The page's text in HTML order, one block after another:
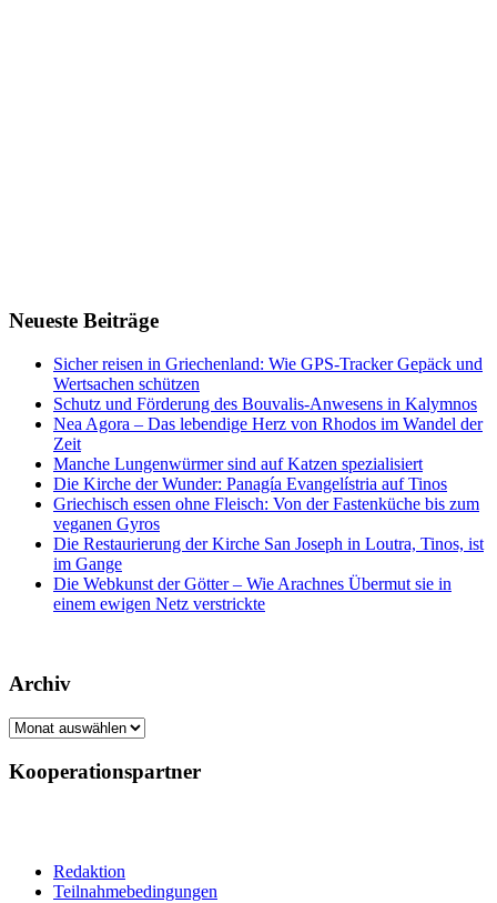
Neueste Beiträge
Sicher reisen in Griechenland: Wie GPS-Tracker Gepäck und
Wertsachen schützen
Schutz und Förderung des Bouvalis-Anwesens in Kalymnos
Nea Agora – Das lebendige Herz von Rhodos im Wandel der
Zeit
Manche Lungenwürmer sind auf Katzen spezialisiert
Die Kirche der Wunder: Panagía Evangelístria auf Tinos
Griechisch essen ohne Fleisch: Von der Fastenküche bis zum
veganen Gyros
Die Restaurierung der Kirche San Joseph in Loutra, Tinos, ist
im Gange
Die Webkunst der Götter – Wie Arachnes Übermut sie in
einem ewigen Netz verstrickte
Archiv
Archiv
Kooperationspartner
Redaktion
Teilnahmebedingungen